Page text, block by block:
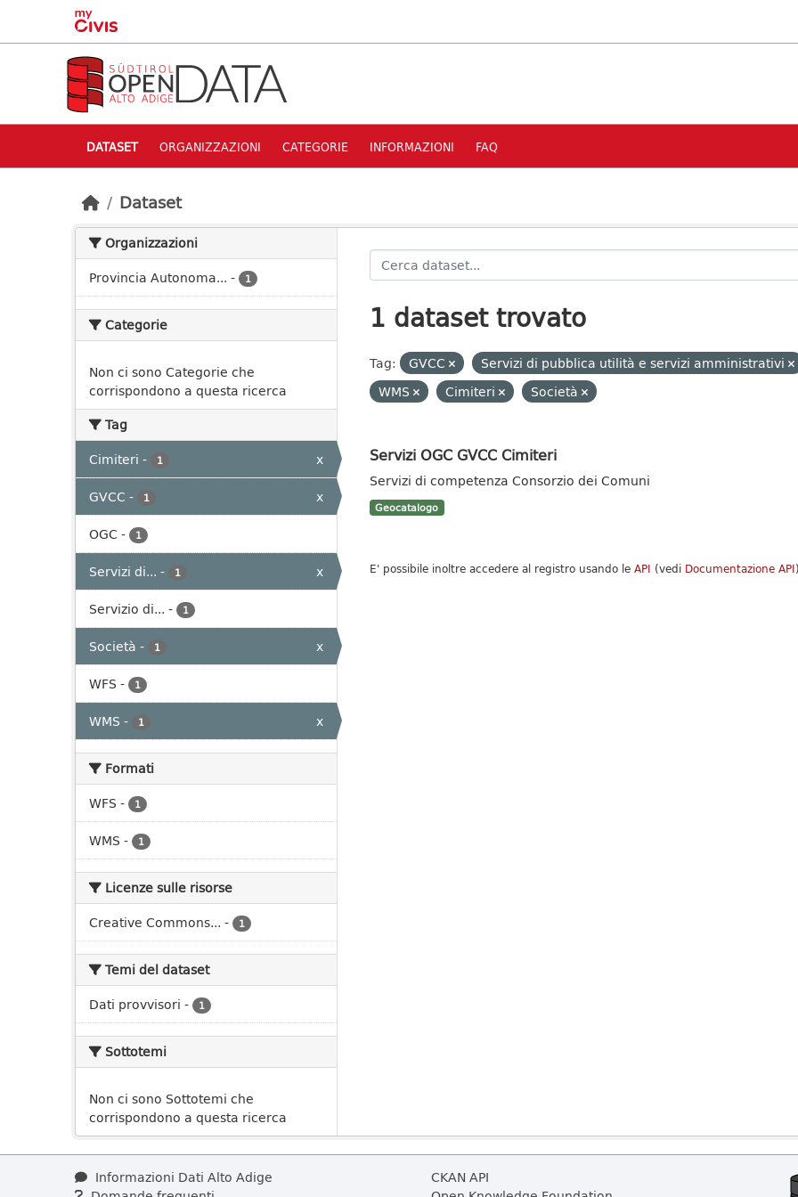
Skip to main content
DATASET ORGANIZZAZIONI CATEGORIE INFORMAZIONI FAQ
Dataset
Organizzazioni
Provincia Autonoma... - 1
Categorie
Non ci sono Categorie che
corrispondono a questa ricerca
Tag
Cimiteri - 1
x
GVCC - 1
x
OGC - 1
Servizi di... - 1
x
Servizio di... - 1
Società - 1
x
WFS - 1
WMS - 1 x
Formati
WFS - 1
WMS - 1
Licenze sulle risorse
Creative Commons... - 1
Temi del dataset
Dati provvisori - 1
Sottotemi
Non ci sono Sottotemi che
corrispondono a questa ricerca
1 dataset trovato
Tag: GVCC
Servizi di pubblica utilità e servizi amministrativi
WMS
Cimiteri Società
Servizi OGC GVCC Cimiteri
Servizi di competenza Consorzio dei Comuni
Geocatalogo
E' possibile inoltre accedere al registro usando le API (vedi Documentazione API
Informazioni Dati Alto Adige
CKAN API